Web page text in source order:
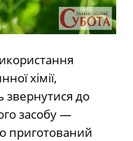
хімії,
звернутися до
засобу —
приготований